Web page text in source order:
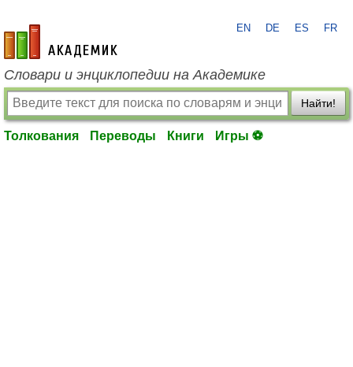
academic.ru
EN DE ES FR
Словари и энциклопедии на Академике
Найти!
Толкования Переводы Книги Игры ⚽